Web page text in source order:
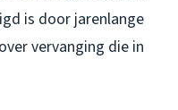
is door jarenlange
vervanging die in